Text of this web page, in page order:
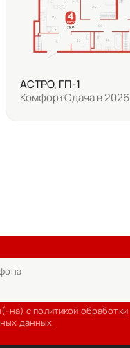
АСТРО, ГП-1
КомфортСдача в 2026
на) с политикой обработки
данных